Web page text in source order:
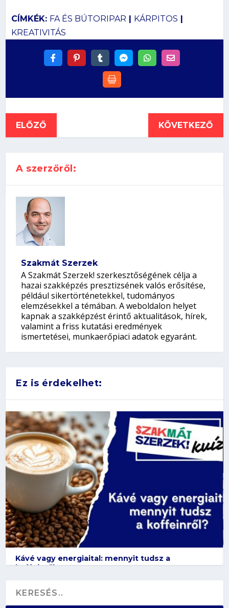
CÍMKÉK: FA ÉS BÚTORIPAR | KÁRPITOS |
KREATIVITÁS
ELŐZŐ KÖVETKEZŐ
A szerzőről:
Szakmát Szerzek
A Szakmát Szerzek! szerkesztőségének célja a
hazai szakképzés presztizsének valós erősítése,
például sikertörténetekkel, tudományos
elemzésekkel a témában. A weboldalon helyet
kapnak a szakképzést érintő aktualitások, hírek,
valamint a friss kutatási eredmények
ismertetései, munkaerőpiaci adatok egyaránt.
Ez is érdekelhet:
Kávé vagy energiaital: mennyit tudsz a
koffeinről?